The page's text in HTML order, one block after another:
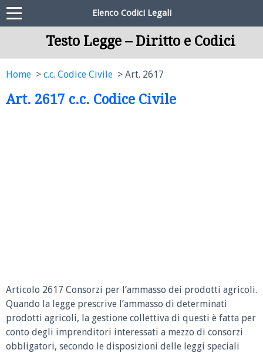
Elenco Codici Legali
Testo Legge – Diritto e Codici
Home c.c. Codice Civile Art. 2617
Art. 2617 c.c. Codice Civile
Articolo 2617 Consorzi per l’ammasso dei prodotti agricoli.
Quando la legge prescrive l’ammasso di determinati
prodotti agricoli, la gestione collettiva di questi è fatta per
conto degli imprenditori interessati a mezzo di consorzi
obbligatori, secondo le disposizioni delle leggi speciali